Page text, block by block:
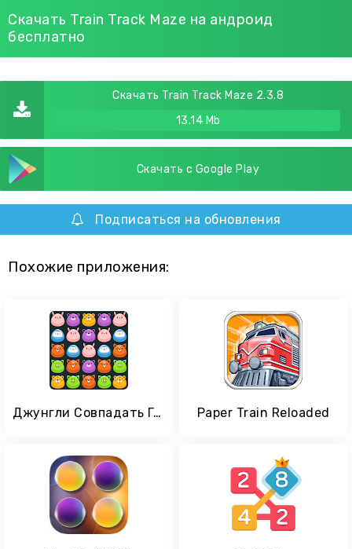
Скачать Train Track Maze на андроид
бесплатно
Скачать Train Track Maze 2.3.8
13.14 Mb
Скачать с Google Play
Подписаться на обновления
Похожие приложения:
Джунгли Совпадать Головоломка Paper Train Reloaded